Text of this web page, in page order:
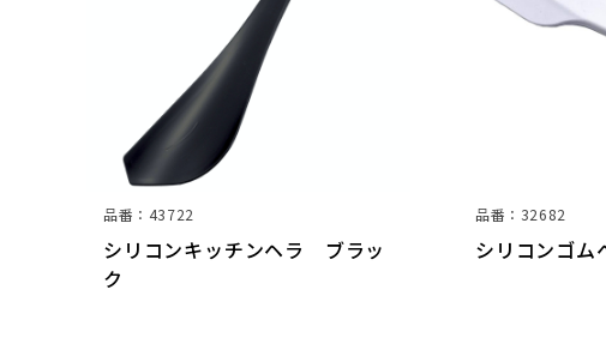
シリコンキッチンヘラ ブラッ
ク
品番：43722
シリコンゴム
品番：32682